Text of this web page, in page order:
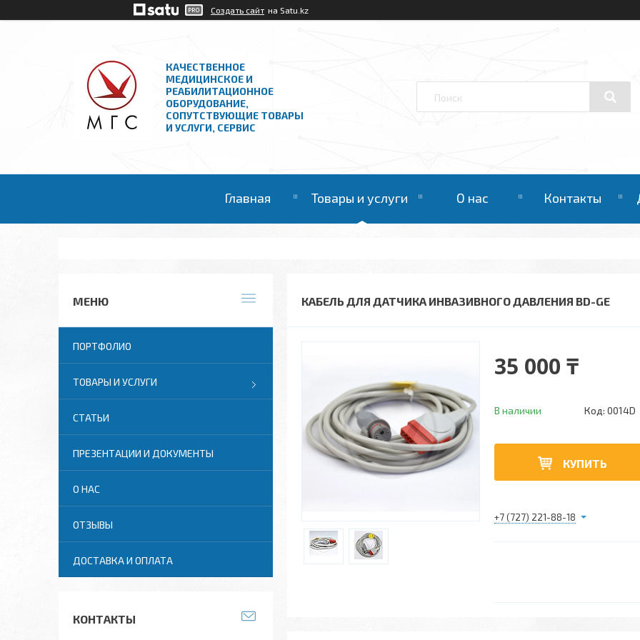
Создать сайт на Satu.kz
КАЧЕСТВЕННОЕ
МЕДИЦИНСКОЕ И
РЕАБИЛИТАЦИОННОЕ
ОБОРУДОВАНИЕ,
СОПУТСТВУЮЩИЕ ТОВАРЫ
И УСЛУГИ, СЕРВИС
Главная Товары и услуги О нас Контакты
КАБЕЛЬ ДЛЯ ДАТЧИКА ИНВАЗИВНОГО ДАВЛЕНИЯ BD-GE
35 000 ₸
В наличии Код: 0014D
КУПИТЬ
+7 (727) 221-88-18
ПОРТФОЛИО
ТОВАРЫ И УСЛУГИ
СТАТЬИ
ПРЕЗЕНТАЦИИ И ДОКУМЕНТЫ
О НАС
ОТЗЫВЫ
ДОСТАВКА И ОПЛАТА
КОНТАКТЫ